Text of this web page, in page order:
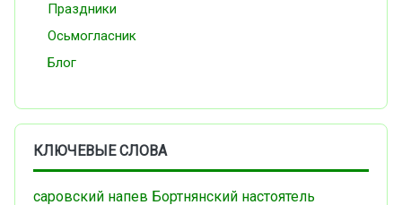
Праздники
Осьмогласник
Блог
КЛЮЧЕВЫЕ СЛОВА
саровский напев Бортнянский настоятель